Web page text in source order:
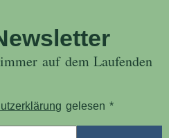
auf dem Laufenden
gelesen *